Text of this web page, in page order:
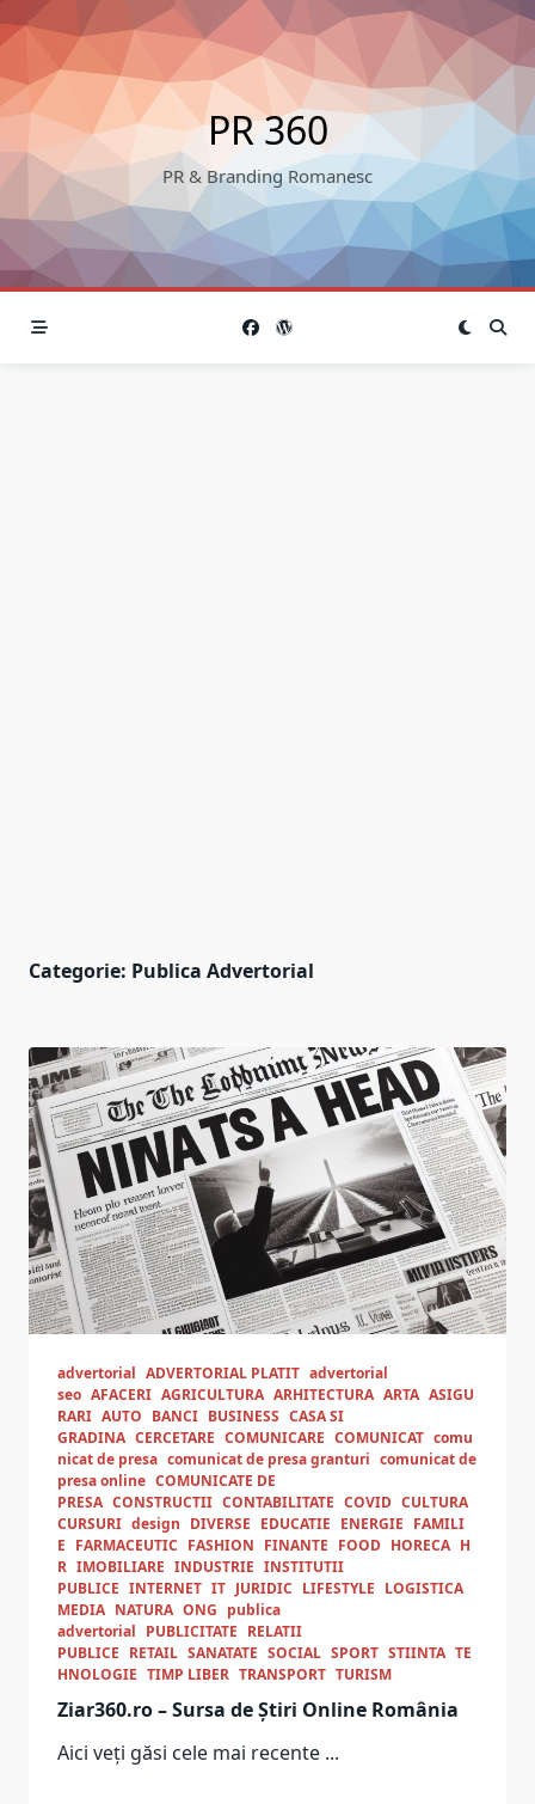
Skip
to
content
PR 360
PR & Branding Romanesc
Categorie: Publica Advertorial
advertorial ADVERTORIAL PLATIT advertorial
seo AFACERI AGRICULTURA ARHITECTURA ARTA ASIGU
RARI AUTO BANCI BUSINESS CASA SI
GRADINA CERCETARE COMUNICARE COMUNICAT comu
nicat de presa comunicat de presa granturi comunicat de
presa online COMUNICATE DE
PRESA CONSTRUCTII CONTABILITATE COVID CULTURA
CURSURI design DIVERSE EDUCATIE ENERGIE FAMILI
E FARMACEUTIC FASHION FINANTE FOOD HORECA H
R IMOBILIARE INDUSTRIE INSTITUTII
PUBLICE INTERNET IT JURIDIC LIFESTYLE LOGISTICA
MEDIA NATURA ONG publica
advertorial PUBLICITATE RELATII
PUBLICE RETAIL SANATATE SOCIAL SPORT STIINTA TE
HNOLOGIE TIMP LIBER TRANSPORT TURISM
Ziar360.ro – Sursa de Știri Online România
Aici veți găsi cele mai recente ...